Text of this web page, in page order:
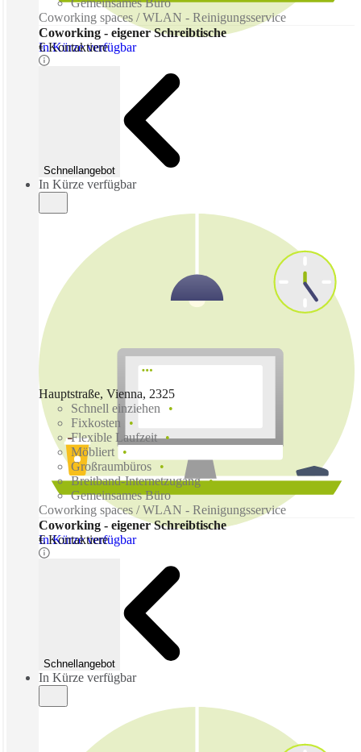
In Kürze verfügbar
Coworking spaces / WLAN - Reinigungsservice
Coworking - eigener Schreibtische
€ Kontaktiere
Schnellangebot
In Kürze verfügbar
In Kürze verfügbar
Hauptstraße, Vienna, 2325
Schnell einziehen
Fixkosten
Flexible Laufzeit
Möbliert
Großraumbüros
Breitband-Internetzugang
Gemeinsames Büro
Coworking spaces / WLAN - Reinigungsservice
Coworking - eigener Schreibtische
€ Kontaktiere
Schnellangebot
In Kürze verfügbar